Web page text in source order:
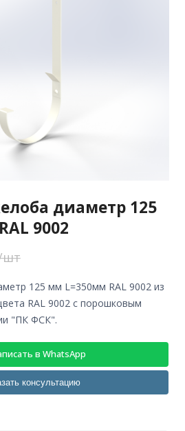
диаметр 125
9002
шт
RAL 9002 с порошковым
"ПК ФСК".
в WhatsApp
консультацию